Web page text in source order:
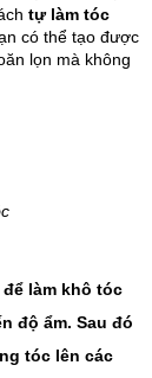
tự làm tóc
có thể tạo được
lọn mà không
làm khô tóc
độ ẩm. Sau đó
tóc lên các